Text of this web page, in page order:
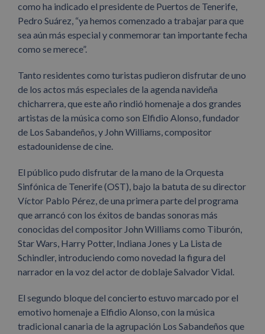
como ha indicado el presidente de Puertos de Tenerife,
Pedro Suárez, “ya hemos comenzado a trabajar para que
sea aún más especial y conmemorar tan importante fecha
como se merece”.
Tanto residentes como turistas pudieron disfrutar de uno
de los actos más especiales de la agenda navideña
chicharrera, que este año rindió homenaje a dos grandes
artistas de la música como son Elfidio Alonso, fundador
de Los Sabandeños, y John Williams, compositor
estadounidense de cine.
El público pudo disfrutar de la mano de la Orquesta
Sinfónica de Tenerife (OST), bajo la batuta de su director
Víctor Pablo Pérez, de una primera parte del programa
que arrancó con los éxitos de bandas sonoras más
conocidas del compositor John Williams como Tiburón,
Star Wars, Harry Potter, Indiana Jones y La Lista de
Schindler, introduciendo como novedad la figura del
narrador en la voz del actor de doblaje Salvador Vidal.
El segundo bloque del concierto estuvo marcado por el
emotivo homenaje a Elfidio Alonso, con la música
tradicional canaria de la agrupación Los Sabandeños que